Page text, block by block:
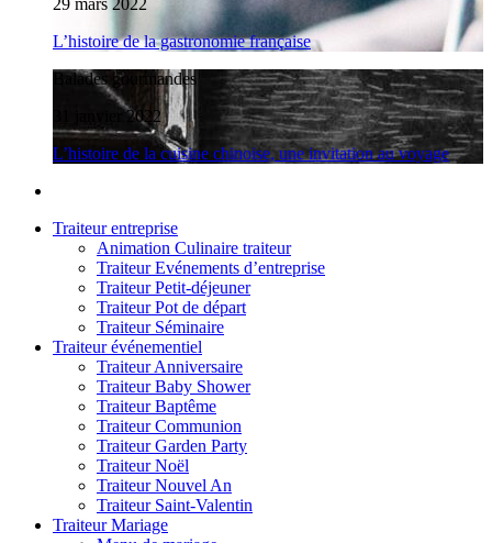
29 mars 2022
L’histoire de la gastronomie française
Balades gourmandes
31 janvier 2022
L’histoire de la cuisine chinoise, une invitation au voyage
Traiteur entreprise
Animation Culinaire traiteur
Traiteur Evénements d’entreprise
Traiteur Petit-déjeuner
Traiteur Pot de départ
Traiteur Séminaire
Traiteur événementiel
Traiteur Anniversaire
Traiteur Baby Shower
Traiteur Baptême
Traiteur Communion
Traiteur Garden Party
Traiteur Noël
Traiteur Nouvel An
Traiteur Saint-Valentin
Traiteur Mariage